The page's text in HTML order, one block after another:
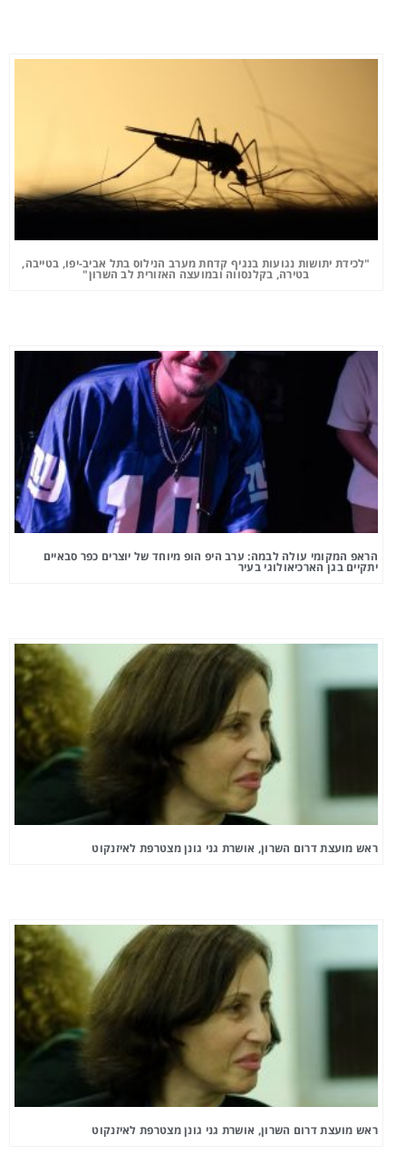
"לכידת יתושות נגועות בנגיף קדחת מערב הנילוס בתל אביב-יפו, בטייבה,
בטירה, בקלנסווה ובמועצה האזורית לב השרון"
הראפ המקומי עולה לבמה: ערב היפ הופ מיוחד של יוצרים כפר סבאיים
יתקיים בגן הארכיאולוגי בעיר
ראש מועצת דרום השרון, אושרת גני גונן מצטרפת לאיזנקוט
ראש מועצת דרום השרון, אושרת גני גונן מצטרפת לאיזנקוט